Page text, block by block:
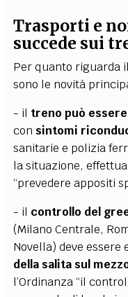
Trasporti e
succede sui
Per quanto riguarda il
sono le novità
- il treno può
con sintomi
sanitarie e polizia
la situazione,
“prevedere appositi
- il controllo del
(Milano Centrale,
Novella) deve
della salita sul
l’Ordinanza “il